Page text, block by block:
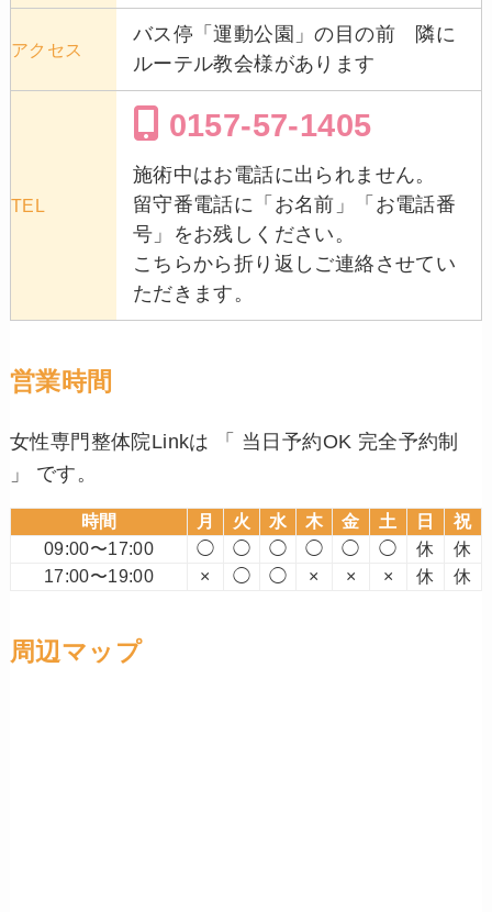
アクセス
バス停「運動公園」の目の前 隣に
ルーテル教会様があります
TEL
0157-57-1405
施術中はお電話に出られません。
留守番電話に「お名前」「お電話番
号」をお残しください。
こちらから折り返しご連絡させてい
ただきます。
営業時間
女性専門整体院Linkは 「 当日予約OK 完全予約制
」 です。
時間 月 火 水 木 金 土 日
祝
09:00〜17:00
◯ ◯ ◯ ◯ ◯ ◯ 休
休
17:00〜19:00
× ◯ ◯ × × × 休 休
周辺マップ